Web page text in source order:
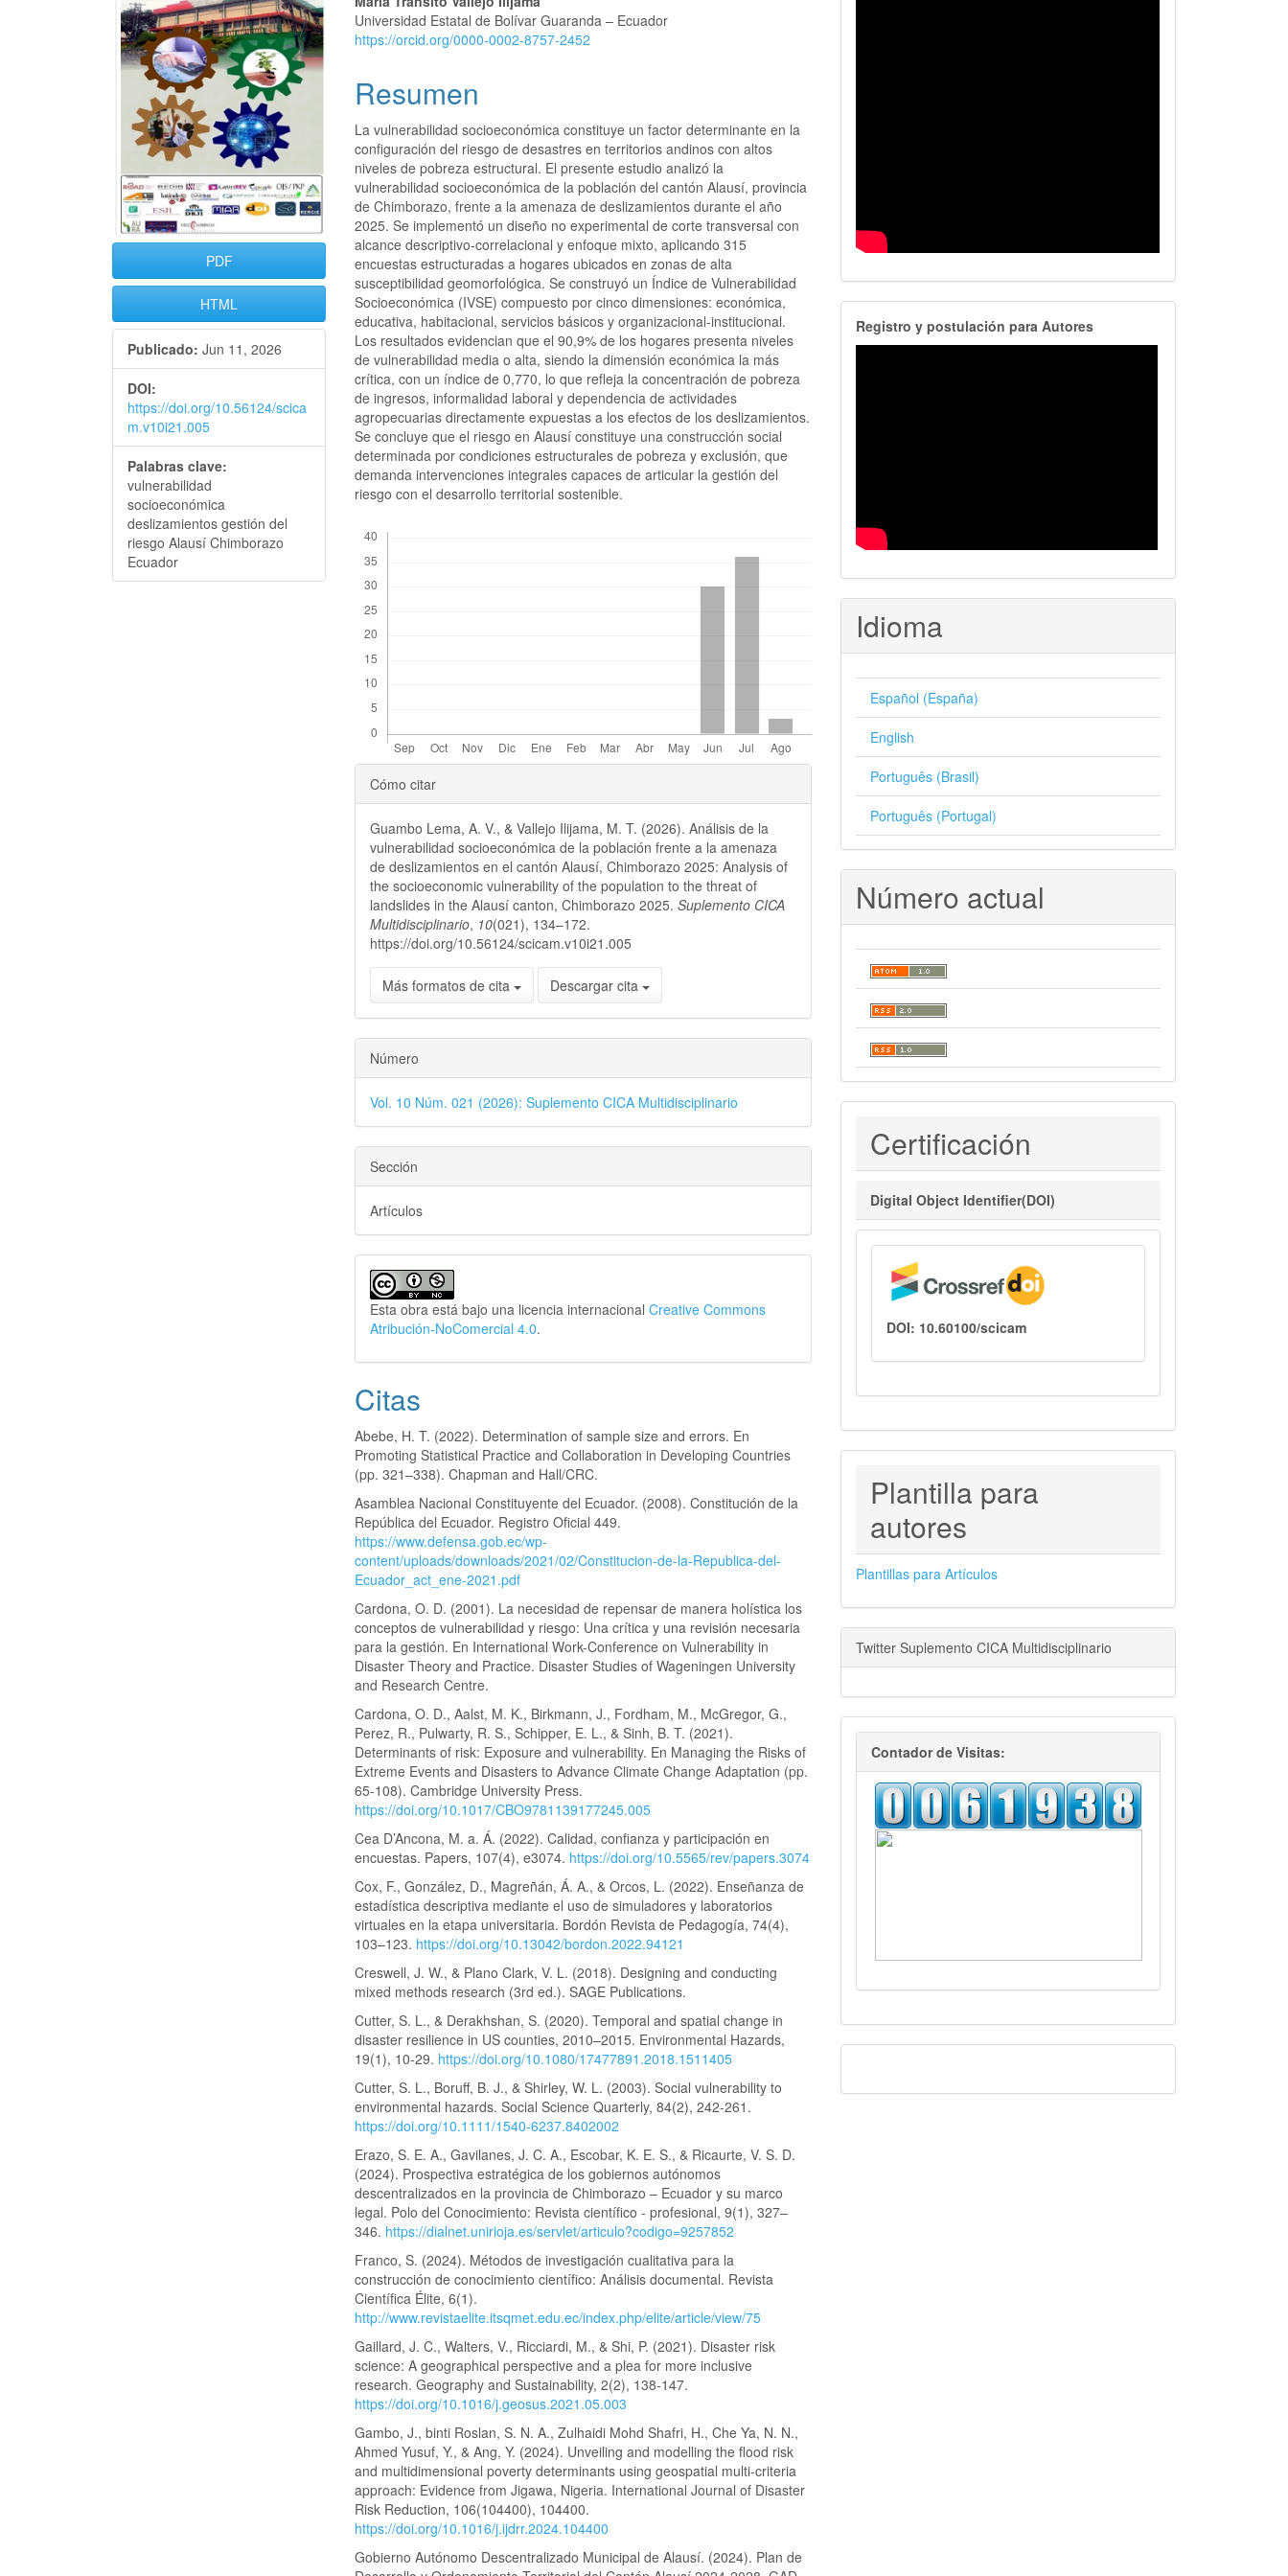
Disponibilidad de datos
del
artículo
PDF
HTML
Publicado: Jun 11, 2026
DOI:
https://doi.org/10.56124/scica
m.v10i21.005
Palabras clave:
vulnerabilidad
socioeconómica
deslizamientos gestión del
riesgo Alausí Chimborazo
Ecuador
del
artículo
Universidad Estatal de Bolívar Guaranda – Ecuador
https://orcid.org/0000-0002-8757-2452
Resumen
La vulnerabilidad socioeconómica constituye un factor determinante en la
configuración del riesgo de desastres en territorios andinos con altos
niveles de pobreza estructural. El presente estudio analizó la
vulnerabilidad socioeconómica de la población del cantón Alausí, provincia
de Chimborazo, frente a la amenaza de deslizamientos durante el año
2025. Se implementó un diseño no experimental de corte transversal con
alcance descriptivo-correlacional y enfoque mixto, aplicando 315
encuestas estructuradas a hogares ubicados en zonas de alta
susceptibilidad geomorfológica. Se construyó un Índice de Vulnerabilidad
Socioeconómica (IVSE) compuesto por cinco dimensiones: económica,
educativa, habitacional, servicios básicos y organizacional-institucional.
Los resultados evidencian que el 90,9% de los hogares presenta niveles
de vulnerabilidad media o alta, siendo la dimensión económica la más
crítica, con un índice de 0,770, lo que refleja la concentración de pobreza
de ingresos, informalidad laboral y dependencia de actividades
agropecuarias directamente expuestas a los efectos de los deslizamientos.
Se concluye que el riesgo en Alausí constituye una construcción social
determinada por condiciones estructurales de pobreza y exclusión, que
demanda intervenciones integrales capaces de articular la gestión del
riesgo con el desarrollo territorial sostenible.
Detalles
del
artículo
Cómo citar
Guambo Lema, A. V., & Vallejo Ilijama, M. T. (2026). Análisis de la
vulnerabilidad socioeconómica de la población frente a la amenaza
de deslizamientos en el cantón Alausí, Chimborazo 2025: Analysis of
the socioeconomic vulnerability of the population to the threat of
landslides in the Alausí canton, Chimborazo 2025.Suplemento CICA
Multidisciplinario, 10(021), 134–172.
https://doi.org/10.56124/scicam.v10i21.005
Más formatos de cita Descargar cita
Número
Vol. 10 Núm. 021 (2026): Suplemento CICA Multidisciplinario
Sección
Artículos
Esta obra está bajo una licencia internacionalCreative Commons
Atribución-NoComercial 4.0.
Citas
Abebe, H. T. (2022). Determination of sample size and errors. En
Promoting Statistical Practice and Collaboration in Developing Countries
(pp. 321–338). Chapman and Hall/CRC.
Asamblea Nacional Constituyente del Ecuador. (2008). Constitución de la
República del Ecuador. Registro Oficial 449.
https://www.defensa.gob.ec/wp-
content/uploads/downloads/2021/02/Constitucion-de-la-Republica-del-
Ecuador_act_ene-2021.pdf
Cardona, O. D. (2001). La necesidad de repensar de manera holística los
conceptos de vulnerabilidad y riesgo: Una crítica y una revisión necesaria
para la gestión. En International Work-Conference on Vulnerability in
Disaster Theory and Practice. Disaster Studies of Wageningen University
and Research Centre.
Cardona, O. D., Aalst, M. K., Birkmann, J., Fordham, M., McGregor, G.,
Perez, R., Pulwarty, R. S., Schipper, E. L., & Sinh, B. T. (2021).
Determinants of risk: Exposure and vulnerability. En Managing the Risks of
Extreme Events and Disasters to Advance Climate Change Adaptation (pp.
65-108). Cambridge University Press.
https://doi.org/10.1017/CBO9781139177245.005
Cea D’Ancona, M. a. Á. (2022). Calidad, confianza y participación en
encuestas. Papers, 107(4), e3074. https://doi.org/10.5565/rev/papers.3074
Cox, F., González, D., Magreñán, Á. A., & Orcos, L. (2022). Enseñanza de
estadística descriptiva mediante el uso de simuladores y laboratorios
virtuales en la etapa universitaria. Bordón Revista de Pedagogía, 74(4),
103–123. https://doi.org/10.13042/bordon.2022.94121
Creswell, J. W., & Plano Clark, V. L. (2018). Designing and conducting
mixed methods research (3rd ed.). SAGE Publications.
Cutter, S. L., & Derakhshan, S. (2020). Temporal and spatial change in
disaster resilience in US counties, 2010–2015. Environmental Hazards,
19(1), 10-29. https://doi.org/10.1080/17477891.2018.1511405
Cutter, S. L., Boruff, B. J., & Shirley, W. L. (2003). Social vulnerability to
environmental hazards. Social Science Quarterly, 84(2), 242-261.
https://doi.org/10.1111/1540-6237.8402002
Erazo, S. E. A., Gavilanes, J. C. A., Escobar, K. E. S., & Ricaurte, V. S. D.
(2024). Prospectiva estratégica de los gobiernos autónomos
descentralizados en la provincia de Chimborazo – Ecuador y su marco
legal. Polo del Conocimiento: Revista científico - profesional, 9(1), 327–
346. https://dialnet.unirioja.es/servlet/articulo?codigo=9257852
Franco, S. (2024). Métodos de investigación cualitativa para la
construcción de conocimiento científico: Análisis documental. Revista
Científica Élite, 6(1).
http://www.revistaelite.itsqmet.edu.ec/index.php/elite/article/view/75
Gaillard, J. C., Walters, V., Ricciardi, M., & Shi, P. (2021). Disaster risk
science: A geographical perspective and a plea for more inclusive
research. Geography and Sustainability, 2(2), 138-147.
https://doi.org/10.1016/j.geosus.2021.05.003
Gambo, J., binti Roslan, S. N. A., Zulhaidi Mohd Shafri, H., Che Ya, N. N.,
Ahmed Yusuf, Y., & Ang, Y. (2024). Unveiling and modelling the flood risk
and multidimensional poverty determinants using geospatial multi-criteria
approach: Evidence from Jigawa, Nigeria. International Journal of Disaster
Risk Reduction, 106(104400), 104400.
https://doi.org/10.1016/j.ijdrr.2024.104400
Gobierno Autónomo Descentralizado Municipal de Alausí. (2024). Plan de
RegistroAutores
Registro y postulación para Autores
Idioma
Español (España)
English
Português (Brasil)
Português (Portugal)
Número actual
Certificaciones
Certificación
Digital Object Identifier(DOI)
DOI: 10.60100/scicam
PLANTILLAS
PARA
AUTORES
Plantilla para
autores
Plantillas para Artículos
Twitter Suplemento CICA Multidisciplinario
visitas
Contador de Visitas: